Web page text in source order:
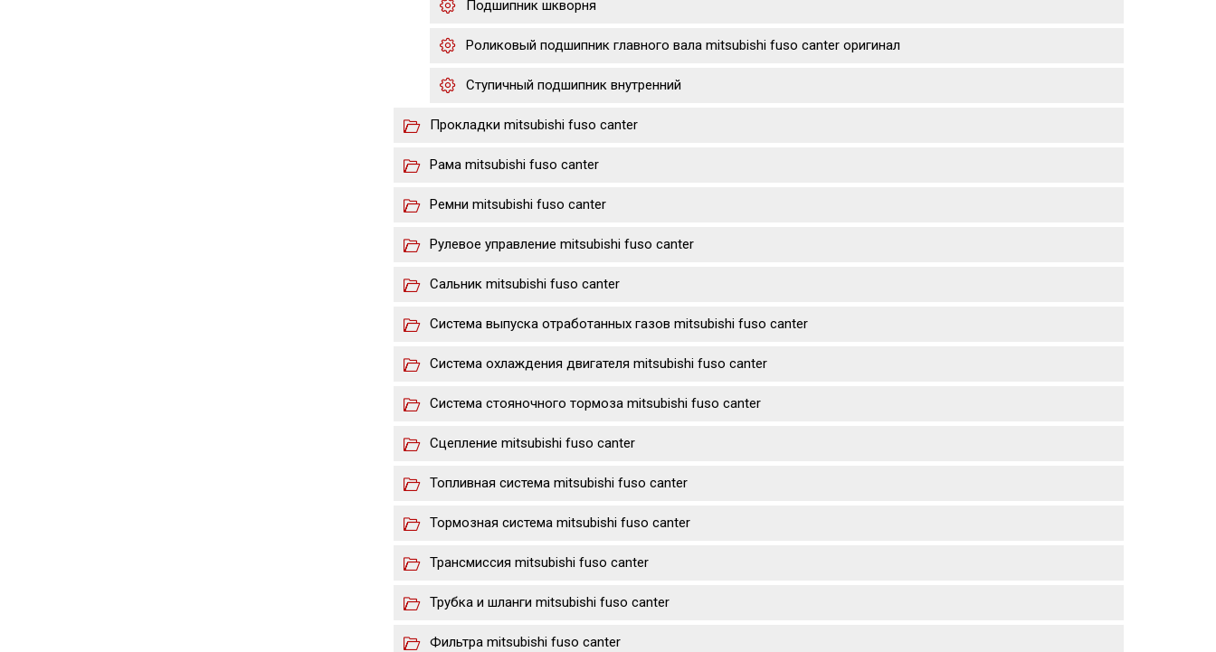
Подшипник шкворня
Роликовый подшипник главного вала mitsubishi fuso canter оригинал
Ступичный подшипник внутренний
Прокладки mitsubishi fuso canter
Рама mitsubishi fuso canter
Ремни mitsubishi fuso canter
Рулевое управление mitsubishi fuso canter
Сальник mitsubishi fuso canter
Система выпуска отработанных газов mitsubishi fuso canter
Система охлаждения двигателя mitsubishi fuso canter
Система стояночного тормоза mitsubishi fuso canter
Сцепление mitsubishi fuso canter
Топливная система mitsubishi fuso canter
Тормозная система mitsubishi fuso canter
Трансмиссия mitsubishi fuso canter
Трубка и шланги mitsubishi fuso canter
Фильтра mitsubishi fuso canter